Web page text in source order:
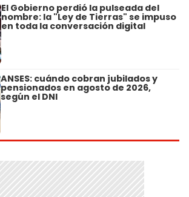
El Gobierno perdió la pulseada del
nombre: la "Ley de Tierras" se impuso
en toda la conversación digital
ANSES: cuándo cobran jubilados y
pensionados en agosto de 2026,
según el DNI